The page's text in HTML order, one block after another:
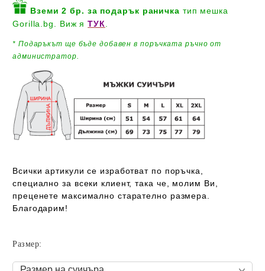
Вземи 2 бр. за подарък раничка тип мешка
Gorilla.bg. Виж яТУК
* Подаръкът ще бъде добавен в поръчката ръчно от
администратор.
Всички артикули се изработват по поръчка,
специално за всеки клиент, така че, молим Ви,
преценете максимално старателно размера.
Благодарим!
Размер: